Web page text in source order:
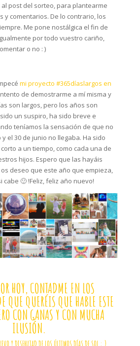
post del sorteo, para plantearme
y comentarios. De lo contrario, los
Me pone nostálgica el fin de
por todo vuestro cariño,
o no : )
mi proyecto #365díaslargos en
de demostrarme a mí misma y
son largos, pero los años son
un suspiro, ha sido breve e
teníamos la sensación de que no
el 30 de junio no llegaba. Ha sido
a un tiempo, como cada una de
hijos. Espero que las hayáis
deseo que este año que empieza,
cabe 🙂 !Feliz, feliz año nuevo!
HOY, CONTADME EN LOS
QUE QUERÉIS QUE HABLE ESTE
CON GANAS Y CON MUCHA
ILUSIÓN.
Y DISFRUTAD DE LOS ÚLTIMOS DÍAS DE SOL : )